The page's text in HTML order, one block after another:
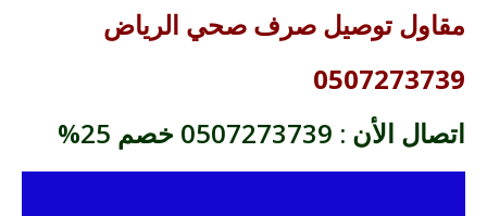
مقاول توصيل صرف صحي الرياض
0507273739
اتصال الأن : 0507273739 خصم 25%